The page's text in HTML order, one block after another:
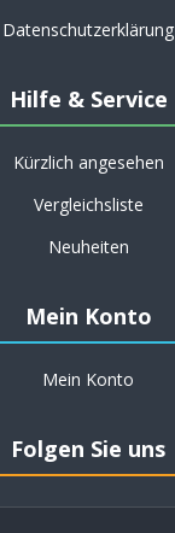
Datenschutzerklärung
Hilfe & Service
Kürzlich angesehen
Vergleichsliste
Neuheiten
Mein Konto
Mein Konto
Folgen Sie uns